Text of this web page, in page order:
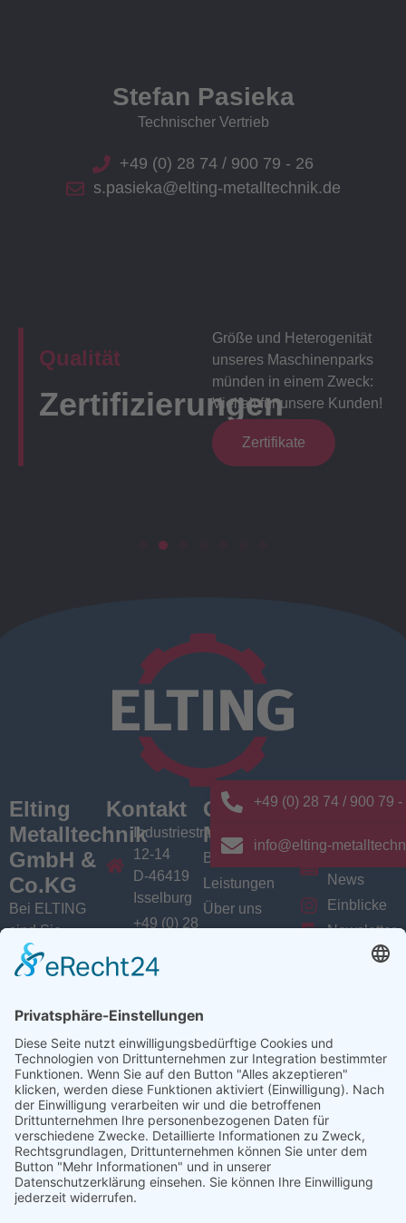
Stefan Pasieka
Technischer Vertrieb
+49 (0) 28 74 / 900 79 - 26
s.pasieka@elting-metalltechnik.de
Qualität
Zertifizierungen
Größe und Heterogenität
unseres Maschinenparks
münden in einem Zweck:
Vielfalt für unsere Kunden!
Zertifikate
Elting
Metalltechnik
GmbH &
Co.KG
Bei ELTING
sind Sie
richtig, wenn
Sie Fachleute
Profilbearbeitung,
Abkanttechnik,
Schweißtechnik
oder
Baugruppenfertigung
suchen.
Ansprechpartner
Kontakt
Industriestrasse
12-14
D-46419
Isselburg
+49 (0) 28
79 - 0
metalltechnik.de
Quick
Menü
Branchen
Leistungen
Über uns
News/
Aktuelles
News
Einblicke
Newsletter
Linkedin
YouTube
+49 (0) 28 74 / 900 79 -
info@elting-